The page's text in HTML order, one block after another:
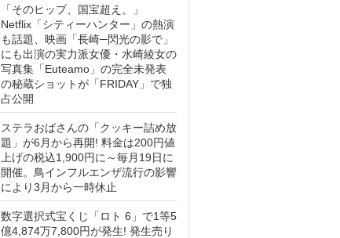
「そのヒップ、国宝超え。」
Netflix「シティーハンター」の熱演
も話題、映画「長崎─閃光の影で」
にも出演の実力派女優・水崎綾女の
写真集「Euteamo」の完全未発表
の秘蔵ショットが「FRIDAY」で独
占公開
ステラおばさんの「クッキー詰め放
題」が6月から再開! 料金は200円値
上げの税込1,900円に～毎月19日に
開催。鳥インフルエンザ流行の影響
により3月から一時休止
数字選択式宝くじ「ロト 6」で1等5
億4,874万7,800円が発生! 発生売り